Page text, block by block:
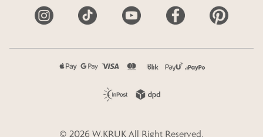
© 2026 W.KRUK All Right Reserved.